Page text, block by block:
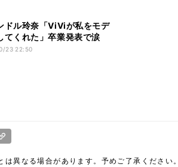
ドル玲奈「ViViが私をモデ
てくれた」卒業発表で涙
23 22:50
異なる場合があります。予めご了承ください。